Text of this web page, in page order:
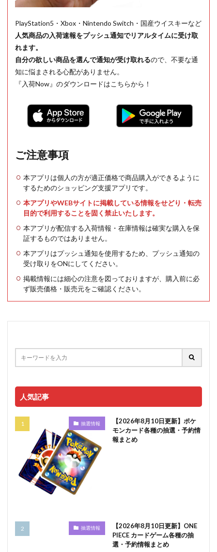
PlayStation5・Xbox・Nintendo Switch・国産ウイスキーなど
人気商品の入荷速報をプッシュ通知でリアルタイムに受け取
れます。
自分の欲しい商品を選んで通知が受け取れるので、不要な通
知に悩まされる心配がありません。
『入荷Now』のダウンロードはこちらから！
ご注意事項
本アプリは個人の方が適正価格で商品購入ができるように
するためのショッピング支援アプリです。
本アプリやWEBサイトに掲載している情報をせどり・転売
目的で利用することを固く禁止いたします。
本アプリが配信する入荷情報・在庫情報は確実な購入を保
証するものではありません。
本アプリはプッシュ通知を使用するため、プッシュ通知の
受け取りをONにしてください。
掲載情報には細心の注意を図っておりますが、購入前に必
ず販売価格・販売元をご確認ください。
人気記事
抽選情報
【2026年8月10日更新】ポケ
モンカード各種の抽選・予約情
報まとめ
抽選情報
【2026年8月10日更新】ONE
PIECE カードゲーム各種の抽
選・予約情報まとめ